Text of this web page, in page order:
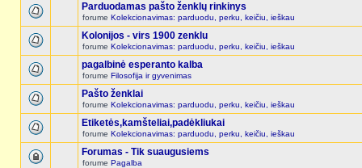
Parduodamas pašto ženklų rinkinys
forume Kolekcionavimas: parduodu, perku, keičiu, ieškau
Kolonijos - virs 1900 zenklu
forume Kolekcionavimas: parduodu, perku, keičiu, ieškau
pagalbinė esperanto kalba
forume Filosofija ir gyvenimas
Pašto ženklai
forume Kolekcionavimas: parduodu, perku, keičiu, ieškau
Etiketės,kamšteliai,padėkliukai
forume Kolekcionavimas: parduodu, perku, keičiu, ieškau
Forumas - Tik suaugusiems
forume Pagalba